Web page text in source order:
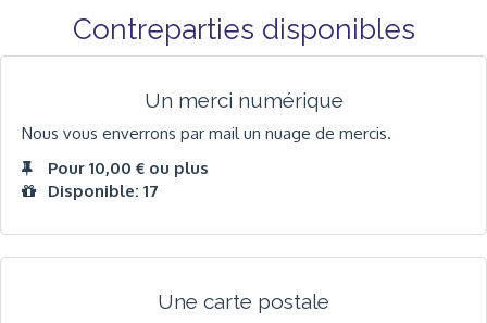
Contreparties disponibles
Un merci numérique
Nous vous enverrons par mail un nuage de mercis.
Pour 10,00 € ou plus
Disponible: 17
Une carte postale